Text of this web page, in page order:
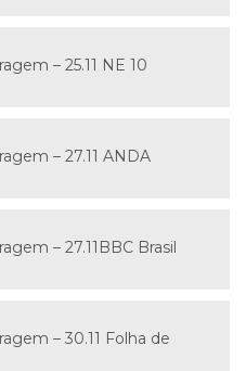
– 25.11 NE 10
– 27.11 ANDA
– 27.11BBC Brasil
– 30.11 Folha de